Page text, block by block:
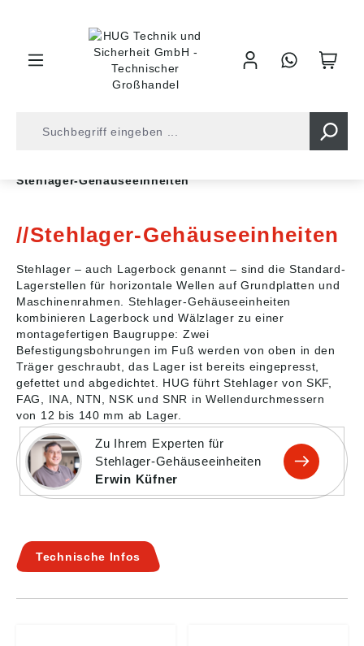
Stehlager-Gehäuseeinheiten
Stehlager-Gehäuseeinheiten
Stehlager – auch Lagerbock genannt – sind die Standard-
Lagerstellen für horizontale Wellen auf Grundplatten und
Maschinenrahmen. Stehlager-Gehäuseeinheiten
kombinieren Lagerbock und Wälzlager zu einer
montagefertigen Baugruppe: Zwei
Befestigungsbohrungen im Fuß werden von oben in den
Träger geschraubt, das Lager ist bereits eingepresst,
gefettet und abgedichtet. HUG führt Stehlager von SKF,
FAG, INA, NTN, NSK und SNR in Wellendurchmessern
von 12 bis 140 mm ab Lager.
Zu Ihrem Experten für
Stehlager-Gehäuseeinheiten
Erwin Küfner
Technische Infos